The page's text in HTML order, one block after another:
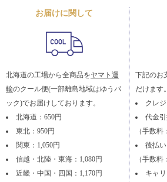
お届けに関して
北海道の工場から全商品をヤマト運
輸のクール便(一部離島地域はゆうパ
ック)でお届けしております。
北海道：650円
東北：950円
関東：1,050円
信越・北陸・東海：1,080円
近畿・中国・四国：1,170円
下記のお
だけます。
クレ
代金
（手数料
後払い
（手数料
キャ